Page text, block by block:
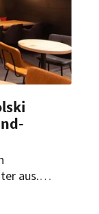
aus.